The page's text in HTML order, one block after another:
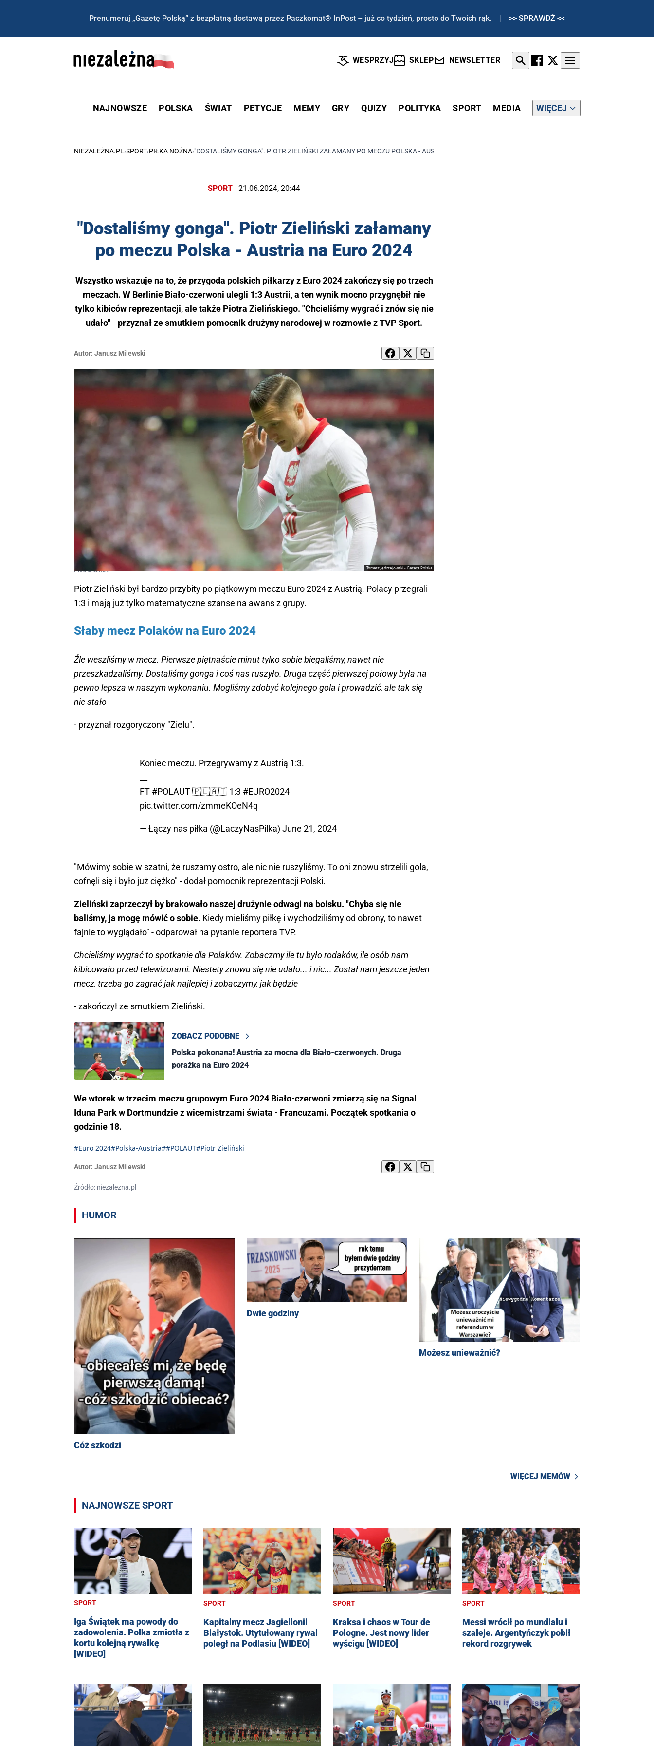
Prenumeruj „Gazetę Polską” z bezpłatną dostawą przez Paczkomat® InPost – już co tydzień, prosto do Twoich rąk. | >> SPRAWDŹ <<
WESPRZYJ SKLEP NEWSLETTER
NAJNOWSZE POLSKA ŚWIAT PETYCJE MEMY GRY QUIZY POLITYKA SPORT MEDIA WIĘCEJ
NIEZALEŻNA.PL ›SPORT›PIŁKA NOŻNA›"DOSTALIŚMY GONGA". PIOTR ZIELIŃSKI ZAŁAMANY PO MECZU POLSKA - AUSTRIA NA EURO 2024
SPORT 21.06.2024, 20:44
"Dostaliśmy gonga". Piotr Zieliński załamany
po meczu Polska - Austria na Euro 2024
Wszystko wskazuje na to, że przygoda polskich piłkarzy z Euro 2024 zakończy się po trzech
meczach. W Berlinie Biało-czerwoni ulegli 1:3 Austrii, a ten wynik mocno przygnębił nie
tylko kibiców reprezentacji, ale także Piotra Zielińskiego. "Chcieliśmy wygrać i znów się nie
udało" - przyznał ze smutkiem pomocnik drużyny narodowej w rozmowie z TVP Sport.
Autor: Janusz Milewski
Tomasz Jędrzejowski - Gazeta Polska
Piotr Zieliński
Piotr Zieliński był bardzo przybity po piątkowym meczu Euro 2024 z Austrią. Polacy przegrali
1:3 i mają już tylko matematyczne szanse na awans z grupy.
Słaby mecz Polaków na Euro 2024
Źle weszliśmy w mecz. Pierwsze piętnaście minut tylko sobie biegaliśmy, nawet nie
przeszkadzaliśmy. Dostaliśmy gonga i coś nas ruszyło. Druga część pierwszej połowy była na
pewno lepsza w naszym wykonaniu. Mogliśmy zdobyć kolejnego gola i prowadzić, ale tak się
nie stało
- przyznał rozgoryczony "Zielu".
Koniec meczu. Przegrywamy z Austrią 1:3.
FT #POLAUT🇵🇱🇦🇹 1:3 #EURO2024
pic.twitter.com/zmmeKOeN4q
— Łączy nas piłka (@LaczyNasPilka) June 21, 2024
"Mówimy sobie w szatni, że ruszamy ostro, ale nic nie ruszyliśmy. To oni znowu strzelili gola,
cofnęli się i było już ciężko" - dodał pomocnik reprezentacji Polski.
Zieliński zaprzeczył by brakowało naszej drużynie odwagi na boisku. "Chyba się nie
baliśmy, ja mogę mówić o sobie. Kiedy mieliśmy piłkę i wychodziliśmy od obrony, to nawet
fajnie to wyglądało" - odparował na pytanie reportera TVP.
Chcieliśmy wygrać to spotkanie dla Polaków. Zobaczmy ile tu było rodaków, ile osób nam
kibicowało przed telewizorami. Niestety znowu się nie udało... i nic... Został nam jeszcze jeden
mecz, trzeba go zagrać jak najlepiej i zobaczymy, jak będzie
- zakończył ze smutkiem Zieliński.
ZOBACZ PODOBNE
Polska pokonana! Austria za mocna dla Biało-czerwonych. Druga
porażka na Euro 2024
We wtorek w trzecim meczu grupowym Euro 2024 Biało-czerwoni zmierzą się na Signal
Iduna Park w Dortmundzie z wicemistrzami świata - Francuzami. Początek spotkania o
godzinie 18.
#Euro 2024#Polska-Austria##POLAUT#Piotr Zieliński
Autor: Janusz Milewski
Źródło: niezalezna.pl
HUMOR
Cóż szkodzi
Dwie godziny
Możesz unieważnić?
WIĘCEJ MEMÓW
NAJNOWSZE SPORT
SPORT
Iga Świątek ma powody do
zadowolenia. Polka zmiotła z
kortu kolejną rywalkę
[WIDEO]
SPORT
Kapitalny mecz Jagiellonii
Białystok. Utytułowany rywal
poległ na Podlasiu [WIDEO]
SPORT
Kraksa i chaos w Tour de
Pologne. Jest nowy lider
wyścigu [WIDEO]
SPORT
Messi wrócił po mundialu i
szaleje. Argentyńczyk pobił
rekord rozgrywek